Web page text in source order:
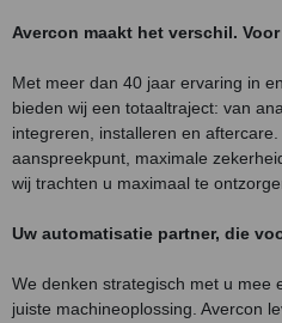
Avercon maakt het verschil. Voor
Met meer dan 40 jaar ervaring in
bieden wij een totaaltraject: van
integreren, installeren en
aanspreekpunt, maximale
wij trachten u maximaal te
Uw automatisatie partner, die
We denken strategisch met u mee
juiste machineoplossing. Avercon